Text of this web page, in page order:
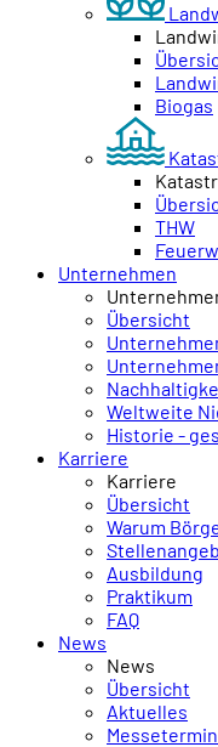
Biogas
THW
Unternehmen
Übersicht
Weltweite
Historie -
Karriere
Karriere
Übersicht
Warum
Ausbildung
Praktikum
FAQ
News
News
Übersicht
Aktuelles